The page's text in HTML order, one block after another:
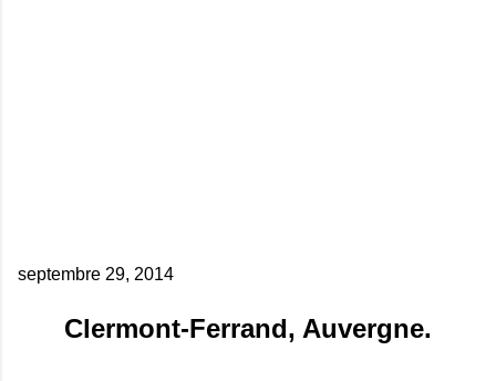
septembre 29, 2014
Clermont-Ferrand, Auvergne.